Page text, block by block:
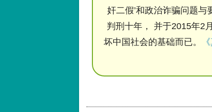
奸二假’和政治诈骗问题
判刑十年， 并于2015年2
坏中国社会的基础而已。